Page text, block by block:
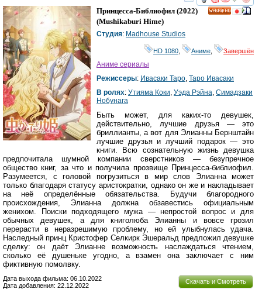
смотреть
Принцесса-Библиофил (2022)
(Mushikaburi Hime)
Студия: Madhouse Studios
HD 1080 Аниме Завершён
Аниме сериалы
Режиссеры: Ивасаки Таро, Таро Ивасаки
В ролях: Утияма Коки, Уэда Рэйна, Симадзаки
Нобунага
Быть может, для каких-то девушек,
действительно, лучшие друзья — это
бриллианты, а вот для Элианны Бернштайн
лучшие друзья и лучший подарок — это
книги. Всю сознательную жизнь девушка
предпочитала шумной компании сверстников — безупречное
общество книг, за что и получила прозвище Принцесса-библиофил.
Разумеется, с головой погрузиться в мир слов Элианна может
только благодаря статусу аристократки, однако он же и накладывает
на неё определённые обязательства. Будучи благородного
происхождения, Элианна должна обзавестись официальным
женихом. Поиски подходящего мужа — непростой вопрос и для
обычных девушек, а для книголюба Элианны и вовсе грозил
перерасти в неразрешимую проблему, но ей улыбнулась удача.
Наследный принц Кристофер Селкирк Эшеральд предложил девушке
сделку: он даёт Элианне возможность наслаждаться чтением,
сколько её душеньке угодно, а взамен она заключает с ним
фиктивную помолвку.
Скачать и Смотреть
Дата выхода фильма: 06.10.2022
Дата добавления: 22.12.2022